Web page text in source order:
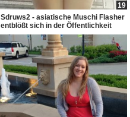
19
Sdruws2 - asiatische Muschi Flasher
entblößt sich in der Öffentlichkeit